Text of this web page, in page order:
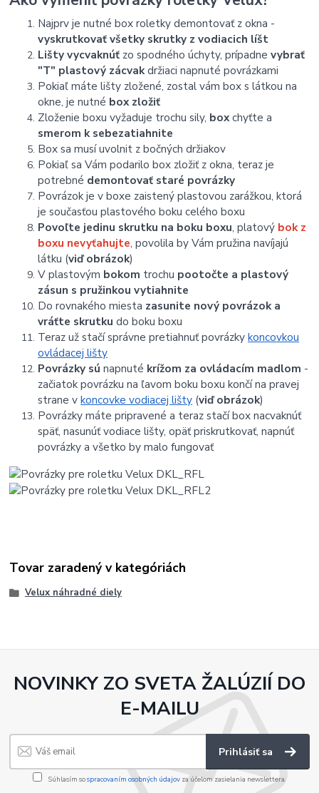
Najprv je nutné box roletky demontovať z okna -
vyskrutkovať všetky skrutky z vodiacich líšt
Lišty vycvaknúť zo spodného úchyty, prípadnevybrať
"T" plastový zácvakdržiaci napnuté povrázkami
Pokiaľ máte lišty zložené, zostal vám box s látkou na
okne, je nutné box zložiť
Zloženie boxu vyžaduje trochu sily, boxchyťte a
smerom k sebezatiahnite
Box sa musí uvolnit z bočných držiakov
Pokiaľ sa Vám podarilo box zložiť z okna, teraz je
potrebné demontovať staré povrázky
Povrázok je v boxe zaistený plastovou zarážkou, ktorá
je současťou plastového boku celého boxu
Povoľte jedinu skrutku na boku boxu, platový bok z
boxu nevyťahujte, povolila by Vám pružina navíjajú
látku (viď obrázok)
V plastovým bokom trochu pootočte a plastový
zásun s pružinkou vytiahnite
Do rovnakého miesta zasunite nový povrázok a
vráťte skrutku do boku boxu
Teraz už stačí správne pretiahnuť povrázkykoncovkou
ovládacej lišty
Povrázky súnapnuté krížom za ovládacím madlom -
začiatok povrázku na ľavom boku boxu končí na pravej
strane vkoncovke vodiacej lišty (viď obrázok)
Povrázky máte pripravené a teraz stačí box nacvaknúť
späť, nasunúť vodiace lišty, opäť priskrutkovať, napnúť
povrázky a všetko by malo fungovať
Tovar zaradený v kategóriách
Velux náhradné diely
NOVINKY ZO SVETA ŽALÚZIÍ DO
E-MAILU
Prihlásiť sa
Súhlasím sospracovaním osobných údajov za účelom zasielania newslettera.